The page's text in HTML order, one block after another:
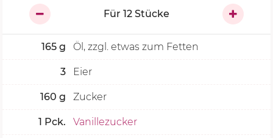
Für 12Stücke
165 g Öl, zzgl. etwas zum Fetten
3 Eier
160 g Zucker
1 Pck. Vanillezucker